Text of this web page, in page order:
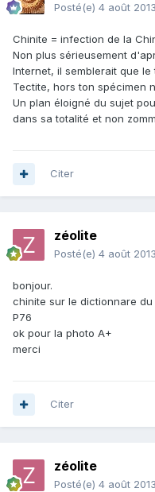
Posté(e) 4 août 2013
Chinite = infection de la
Non plus sérieusement
Internet, il semblerait que
Tectite, hors ton spécimen
Un plan éloigné du sujet
dans sa totalité et non
Citer
zéolite
Posté(e) 4 août 2013
bonjour.
chinite sur le dictionnare du
P76
ok pour la photo A+
merci
Citer
zéolite
Posté(e) 4 août 2013